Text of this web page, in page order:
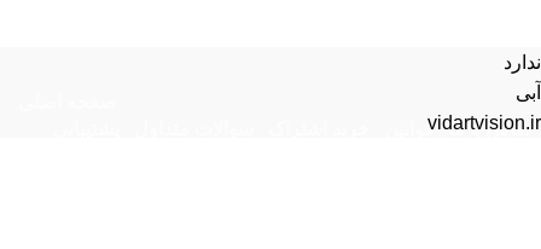
ندارد
آبی
vidartvision.ir
تماس با ما
قوانین